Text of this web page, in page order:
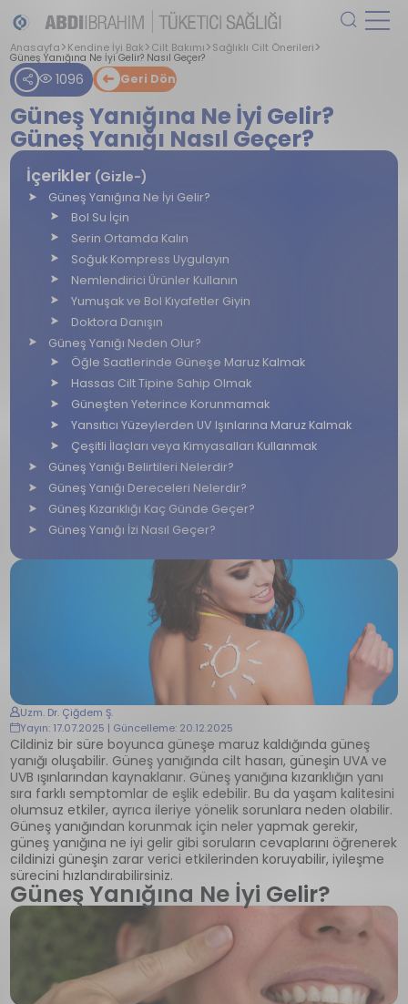
Anasayfa Kendine İyi Bak Cilt Bakımı Sağlıklı Cilt Önerileri
Güneş Yanığına Ne İyi Gelir? Nasıl Geçer?
1096 Geri Dön
Güneş Yanığına Ne İyi Gelir?
Güneş Yanığı Nasıl Geçer?
Uzm. Dr. Çiğdem Ş.
Yayın: 17.07.2025 | Güncelleme: 20.12.2025
Cildiniz bir süre boyunca güneşe maruz kaldığında güneş
yanığı oluşabilir. Güneş yanığında cilt hasarı, güneşin UVA ve
UVB ışınlarından kaynaklanır. Güneş yanığına kızarıklığın yanı
sıra farklı semptomlar de eşlik edebilir. Bu da yaşam kalitesini
olumsuz etkiler, ayrıca ileriye yönelik sorunlara neden olabilir.
Güneş yanığından korunmak için neler yapmak gerekir,
güneş yanığına ne iyi gelir gibi soruların cevaplarını öğrenerek
cildinizi güneşin zarar verici etkilerinden koruyabilir, iyileşme
sürecini hızlandırabilirsiniz.
Güneş Yanığına Ne İyi Gelir?
İçerikler (Gizle-)
Güneş Yanığına Ne İyi Gelir?
Bol Su İçin
Serin Ortamda Kalın
Soğuk Kompress Uygulayın
Nemlendirici Ürünler Kullanın
Yumuşak ve Bol Kıyafetler Giyin
Doktora Danışın
Güneş Yanığı Neden Olur?
Öğle Saatlerinde Güneşe Maruz Kalmak
Hassas Cilt Tipine Sahip Olmak
Güneşten Yeterince Korunmamak
Yansıtıcı Yüzeylerden UV Işınlarına Maruz Kalmak
Çeşitli İlaçları veya Kimyasalları Kullanmak
Güneş Yanığı Belirtileri Nelerdir?
Güneş Yanığı Dereceleri Nelerdir?
Güneş Kızarıklığı Kaç Günde Geçer?
Güneş Yanığı İzi Nasıl Geçer?